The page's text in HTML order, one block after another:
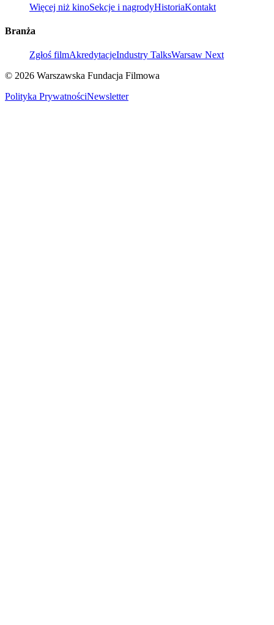
Więcej niż kinoSekcje i nagrodyHistoriaKontakt
Branża
Zgłoś filmAkredytacjeIndustry TalksWarsaw Next
© 2026 Warszawska Fundacja Filmowa
Polityka PrywatnościNewsletter